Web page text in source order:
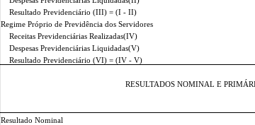
Resultado Previdenciário (III) = (I - II)
Regime Próprio de Previdência dos Servidores
Receitas Previdenciárias Realizadas(IV)
Despesas Previdenciárias Liquidadas(V)
Resultado Previdenciário (VI) = (IV - V)
RESULTADOS NOMINAL E
Resultado Nominal